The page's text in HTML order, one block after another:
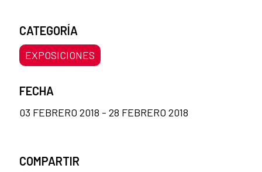
CATEGORÍA
EXPOSICIONES
FECHA
03 FEBRERO 2018 - 28 FEBRERO 2018
COMPARTIR